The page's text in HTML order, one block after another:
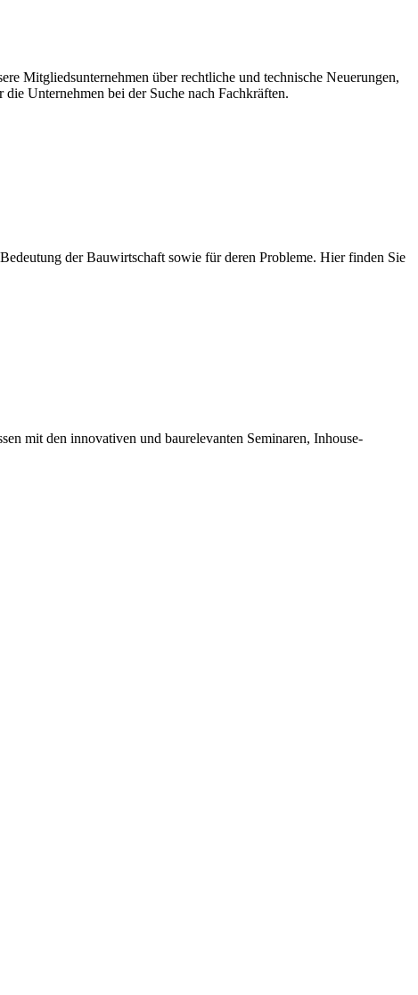
Mitgliedsunternehmen über rechtliche und technische Neuerungen,
Unternehmen bei der Suche nach Fachkräften.
der Bauwirtschaft sowie für deren Probleme. Hier finden Sie
mit den innovativen und baurelevanten Seminaren, Inhouse-